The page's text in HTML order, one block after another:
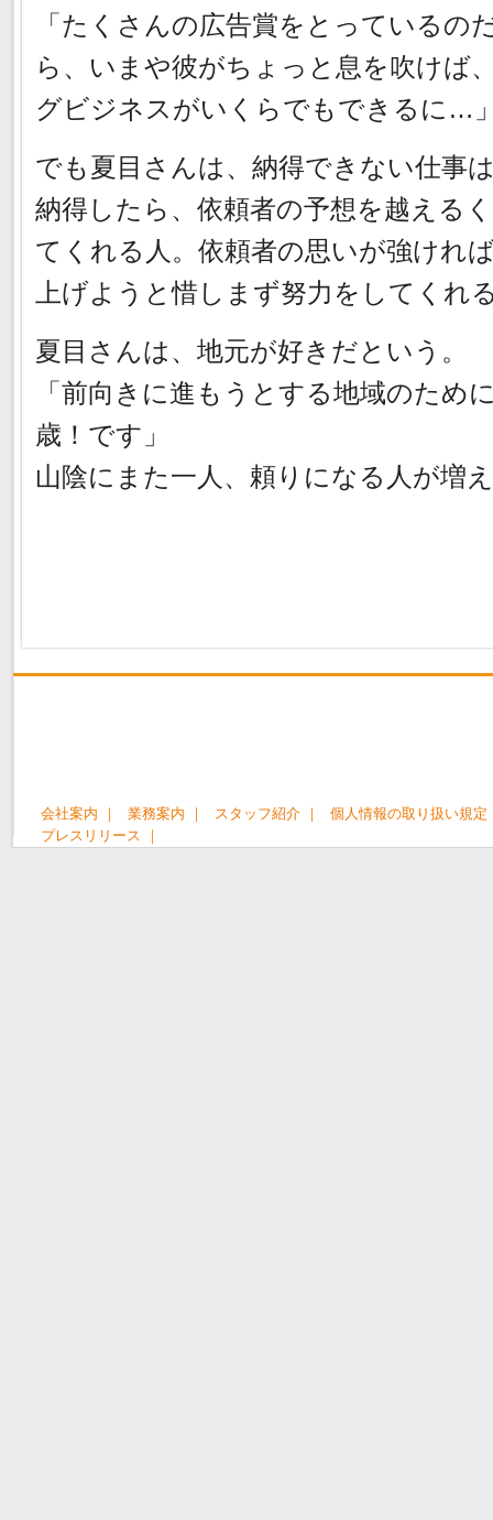
「たくさんの広告賞をとっているの
ら、いまや彼がちょっと息を吹けば
グビジネスがいくらでもできるに…
でも夏目さんは、納得できない仕事
納得したら、依頼者の予想を越える
てくれる人。依頼者の思いが強けれ
上げようと惜しまず努力をしてくれ
夏目さんは、地元が好きだという。
「前向きに進もうとする地域のため
歳！です」
山陰にまた一人、頼りになる人が増
会社案内 ｜ 業務案内 ｜ スタッフ紹介 ｜
個人情報の取り扱い規定
プレスリリース ｜